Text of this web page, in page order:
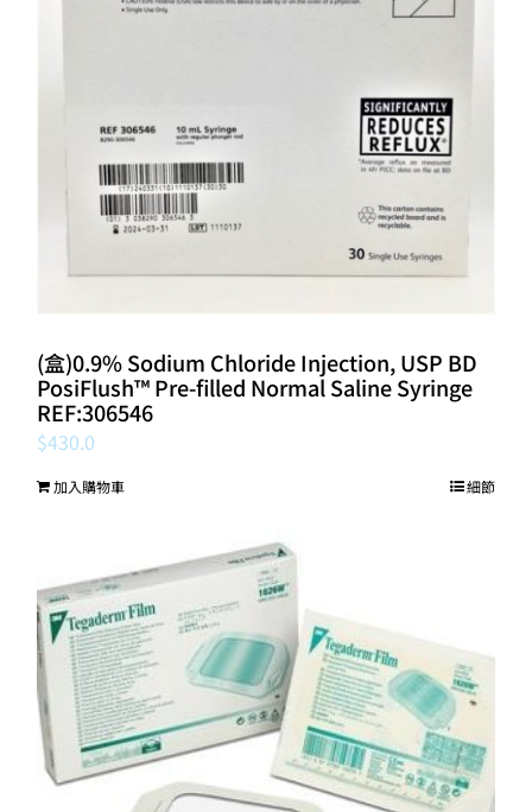
(盒)0.9% Sodium Chloride Injection, USP BD
PosiFlush™ Pre-filled Normal Saline Syringe
REF:306546
$430.0
加入購物車 細節